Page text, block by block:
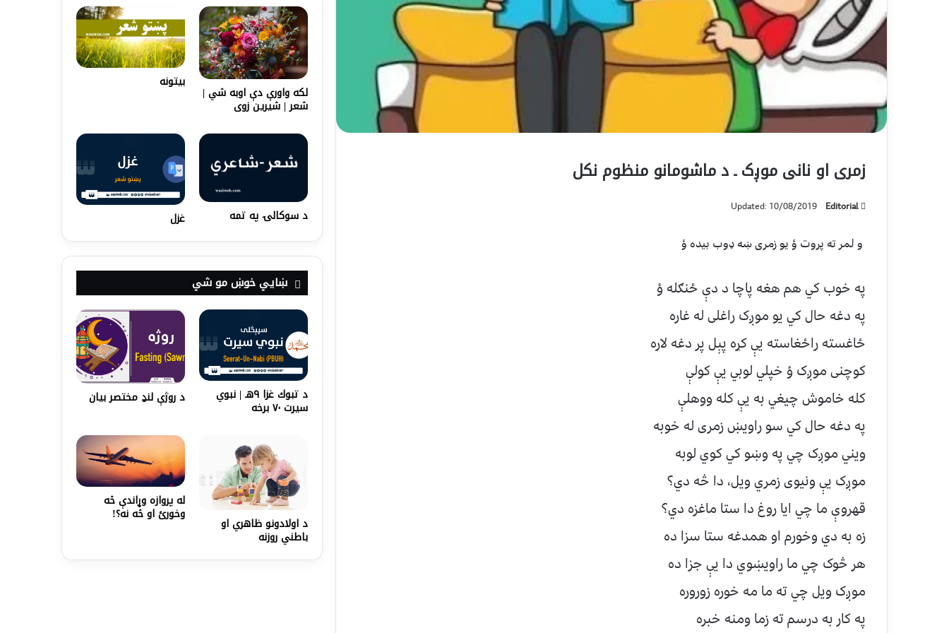
زمری او نانی موږک ـ د ماشومانو منظوم نکل
Editorial
Updated: 10/08/2019
و لمر ته پروت ؤ يو زمری ښه ډوب بيده ؤ
په خوب کي هم هغه پاچا د دې ځنګله ؤ
په دغه حال کي يو موږک راغلی له غاره
ځاغسته راځغاسته يې کړه پېل پر دغه لاره
کوچنی موږک ؤ خپلي لوبي يې کولې
کله خاموش چيغي به يې کله ووهلې
په دغه حال کي سو راويښ زمری له خوبه
ويني موږک چي په وښو کي کوي لوبه
موږک يې ونيوی زمري ويل، دا څه دي؟
قهروې ما چي ايا روغ دا ستا ماغزه دي؟
زه به دي وخورم او همدغه ستا سزا ده
هر څوک چي ما راويښوي دا يې جزا ده
موږک ويل چي ته ما مه خوره زوروره
په کار به درسم ته زما ومنه خبره
لکه واورې دې اوبه شي |
شعر | شیرین زوی
بیتونه
د سوکالۍ په تمه غزل
ښايي خوښ مو شي
د تبوك غزا ۹هـ | نبوي
سیرت ۷۰ برخه
د روژې لنډ مختصر بیان
د اولادونو ظاهري او
باطني روزنه
له پروازه وړاندې څه
وخورئ او څه نه؟!